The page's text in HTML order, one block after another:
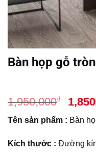
Bàn họp gỗ
1,950,000₫
Giá
gốc
là:
Tên sản phẩm : Bàn
Kích thước : Đường